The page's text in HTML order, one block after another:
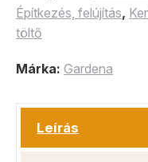
Építkezés, felújítás,
töltő
Márka: Gardena
Leírás